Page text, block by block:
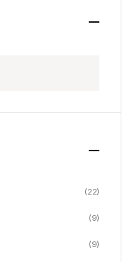
(22)
(9)
(9)